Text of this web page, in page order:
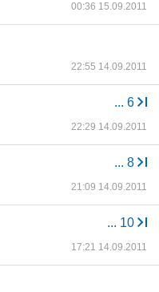
00:36 15.09.2011
22:55 14.09.2011
... 6
22:29 14.09.2011
... 8
21:09 14.09.2011
... 10
17:21 14.09.2011